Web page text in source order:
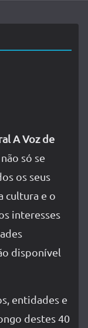
A Voz de
só se
os seus
cultura e o
interesses
disponível
entidades e
destes 40